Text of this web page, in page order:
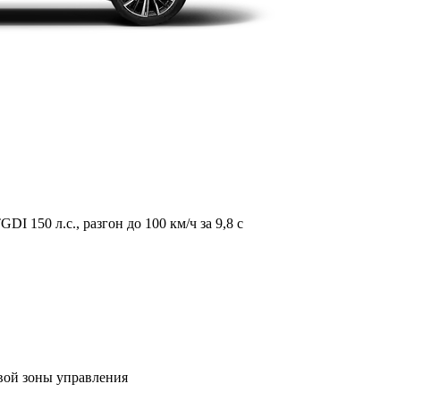
150 л.с., разгон до 100 км/ч за 9,8 с
зоны управления